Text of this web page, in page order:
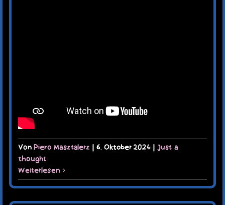
Von Piero Masztalerz | 6. Oktober 2024 | Just a
thought
Weiterlesen